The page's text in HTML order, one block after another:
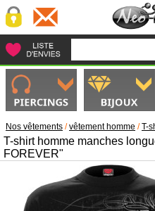
Nos vêtements /vêtement homme /T-
T-shirt homme manches
FOREVER"